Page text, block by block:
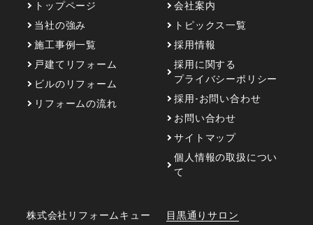
ホテルステイのような毎日
シンプルな空間に
床と壁の素材感でアクセン
トを
開放感のある浴室とカスタマイズされたクロ
専有面積200㎡のビンテージ
トップページ
当社の強み
施工事例一覧
戸建てリフォーム
ビルのリフォーム
リフォームの流れ
会社案内
トピックス一覧
採用情報
採用に関する
プライバシーポリシー
採用-お問い合わせ
お問い合わせ
サイトマップ
個人情報の取扱につい
て
株式会社リフォームキュー 目黒通りサロン